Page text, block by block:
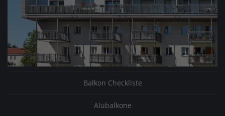
Balkon Checkliste
Alubalkone